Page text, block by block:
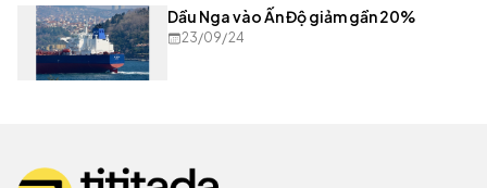
Dầu Nga vào Ấn Độ giảm gần 20%
23/09/24